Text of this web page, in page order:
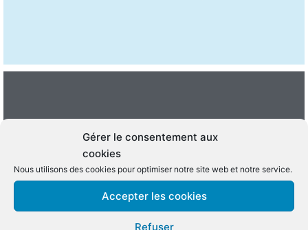
Gérer le consentement aux
cookies
Nous utilisons des cookies pour optimiser notre site web et notre service.
Accepter les cookies
Refuser
TRANSPORT INTERNATIONAL
DÉCOUVRIR